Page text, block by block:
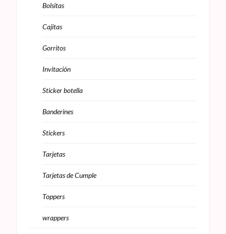
Bolsitas
Cajitas
Gorritos
Invitación
Sticker botella
Banderines
Stickers
Tarjetas
Tarjetas de Cumple
Toppers
wrappers